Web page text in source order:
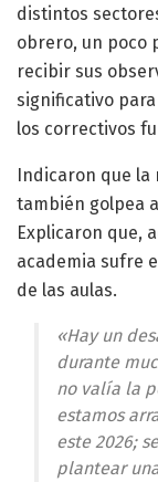
distintos
obrero, un poco
recibir sus
significativo
los correctivos
Indicaron que la
también golpea
Explicaron que,
academia sufre
de las aulas.
«Hay un
durante
no valía la
estamos
este 2026;
plantear